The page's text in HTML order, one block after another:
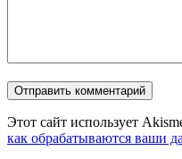
Этот сайт использует
как обрабатываются ваши